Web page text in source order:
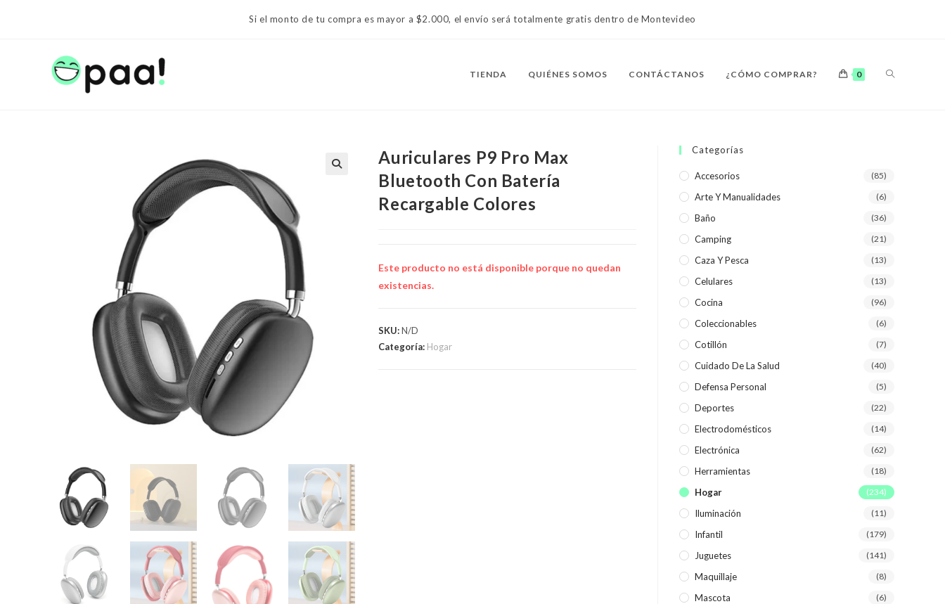
Si el monto de tu compra es mayor a $2.000, el envío será totalmente gratis dentro de Montevideo
TIENDA QUIÉNES SOMOS CONTÁCTANOS ¿CÓMO COMPRAR? 0 ALTERNAR
DE
LA
Auriculares P9 Pro Max
Bluetooth Con Batería
Recargable Colores
Este producto no está disponible porque no quedan
existencias.
SKU:N/D
Categoría: Hogar
Categorías
Accesorios (85)
Arte Y Manualidades (6)
Baño (36)
Camping (21)
Caza Y Pesca (13)
Celulares (13)
Cocina (96)
Coleccionables (6)
Cotillón (7)
Cuidado De La Salud (40)
Defensa Personal (5)
Deportes (22)
Electrodomésticos (14)
Electrónica (62)
Herramientas (18)
Hogar (234)
Iluminación (11)
Infantil (179)
Juguetes (141)
Maquillaje (8)
Mascota (6)